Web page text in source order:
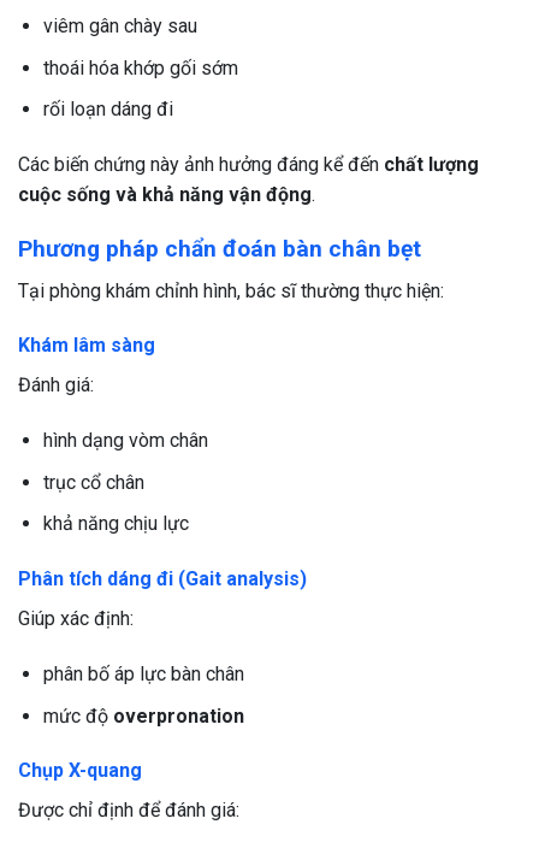
viêm gân chày sau
thoái hóa khớp gối sớm
rối loạn dáng đi
Các biến chứng này ảnh hưởng đáng kể đến chất lượng
cuộc sống và khả năng vận động.
Phương pháp chẩn đoán bàn chân bẹt
Tại phòng khám chỉnh hình, bác sĩ thường thực hiện:
Khám lâm sàng
Đánh giá:
hình dạng vòm chân
trục cổ chân
khả năng chịu lực
Phân tích dáng đi (Gait analysis)
Giúp xác định:
phân bố áp lực bàn chân
mức độ overpronation
Chụp X-quang
Được chỉ định để đánh giá: